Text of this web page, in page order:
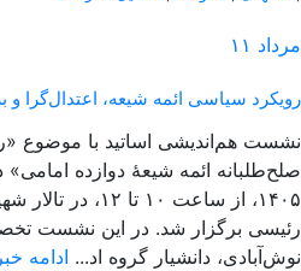
۱۱ مرداد
رویکرد سیاسی ائمه شیعه، اعتدال‌گرا و
نشست هم‌اندیشی اساتید با موضوع
۱۴۰۵، از ساعت ۱۰
رئیسی برگزار شد. در این نشست
نوش‌آبادی، دانشیار گروه اد... ادامه خبر